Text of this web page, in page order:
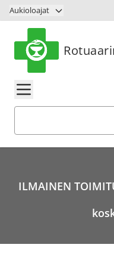
Siirry sisältöön
Aukioloajat
ILMAINEN